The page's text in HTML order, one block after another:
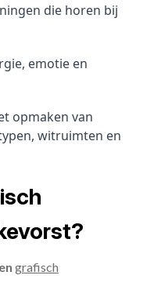
die horen bij
emotie en
opmaken van
witruimten en
grafisch